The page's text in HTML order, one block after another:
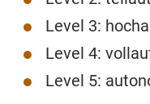
Level 3:
Level 4:
Level 5: